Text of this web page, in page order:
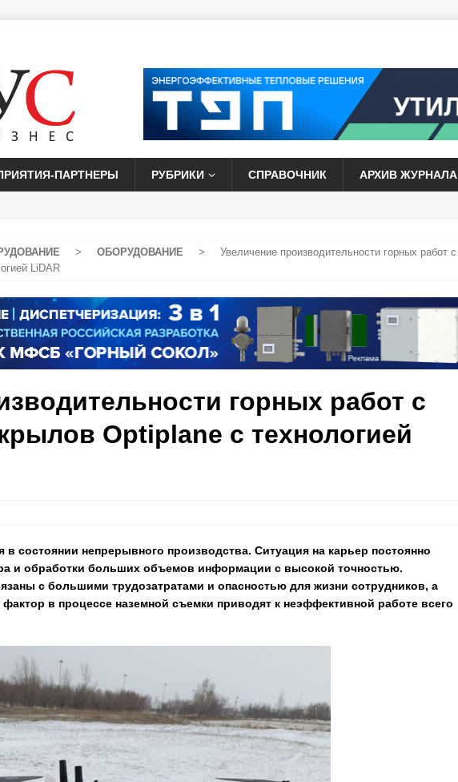
ПАРТНЕРЫ РУБРИКИ СПРАВОЧНИК АРХИВ ЖУРНАЛА
> ОБОРУДОВАНИЕ >
Увеличение производительности горных работ с
LiDAR
горных работ с
Optiplane с технологией
состоянии непрерывного производства. Ситуация на карьер постоянно
и обработки больших объемов информации с высокой точностью.
с большими трудозатратами и опасностью для жизни сотрудников, а
в процессе наземной съемки приводят к неэффективной работе всего